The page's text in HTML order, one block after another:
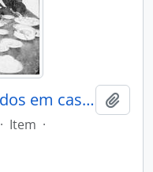
Grupo de médicos reunidos em casa do Dr. António Duarte Teixeira da Silva
· Item ·